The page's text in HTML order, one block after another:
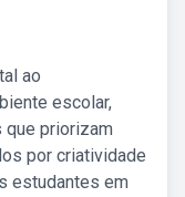
ao
escolar,
priorizam
por criatividade
estudantes em